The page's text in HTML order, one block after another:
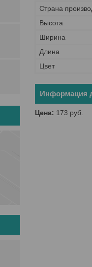
Страна
Высота
Ширина
Длина
Цвет
Информация
Цена: 173 руб.